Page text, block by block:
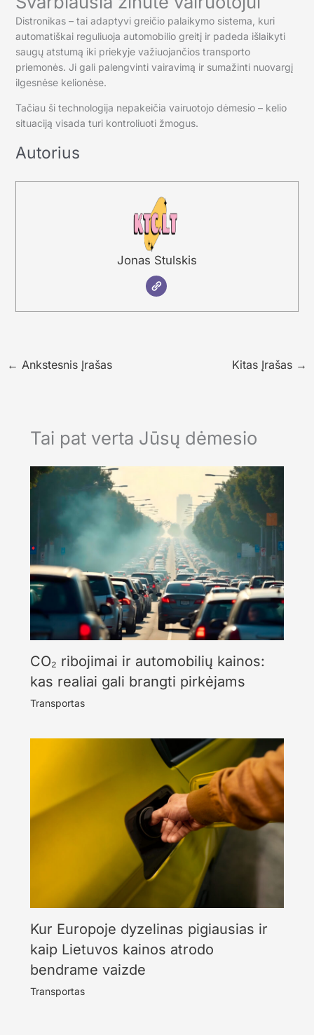
Distronikas – tai adaptyvi greičio palaikymo sistema, kuri
automatiškai reguliuoja automobilio greitį ir padeda išlaikyti
saugų atstumą iki priekyje važiuojančios transporto
priemonės. Ji gali palengvinti vairavimą ir sumažinti nuovargį
ilgesnėse kelionėse.
Tačiau ši technologija nepakeičia vairuotojo dėmesio – kelio
situaciją visada turi kontroliuoti žmogus.
Autorius
Jonas Stulskis
← Ankstesnis Įrašas Kitas Įrašas →
Tai pat verta Jūsų dėmesio
CO₂ ribojimai ir automobilių kainos:
kas realiai gali brangti pirkėjams
Transportas
Kur Europoje dyzelinas pigiausias ir
kaip Lietuvos kainos atrodo
bendrame vaizde
Transportas